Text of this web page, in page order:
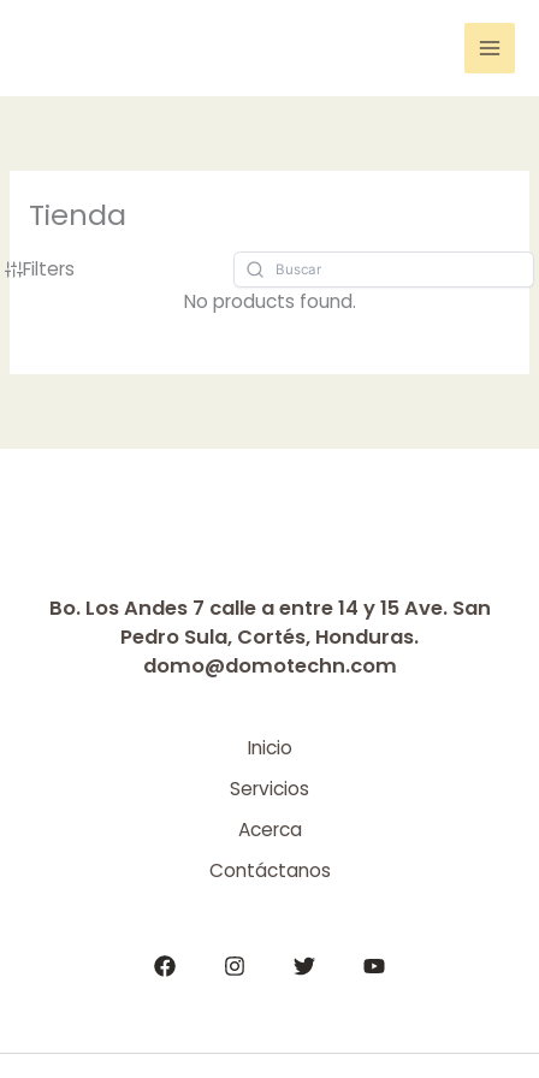
Tienda
Filters
No products found.
Bo. Los Andes 7 calle a entre 14 y 15 Ave. San
Pedro Sula, Cortés, Honduras.
domo@domotechn.com
Inicio
Servicios
Acerca
Contáctanos